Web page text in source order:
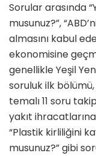
Sorular arasında
musunuz?”,
almasını kabul
ekonomisine
genellikle Yeşil
soruluk ilk
temalı 11 soru
yakıt
“Plastik kirliliğini
musunuz?” gibi